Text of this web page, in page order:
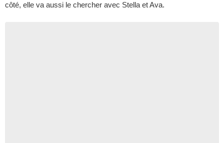
côté, elle va aussi le chercher avec Stella et Ava.